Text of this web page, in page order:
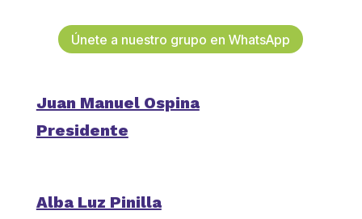
Únete a nuestro grupo en WhatsApp
Juan Manuel Ospina
Presidente
Alba Luz Pinilla